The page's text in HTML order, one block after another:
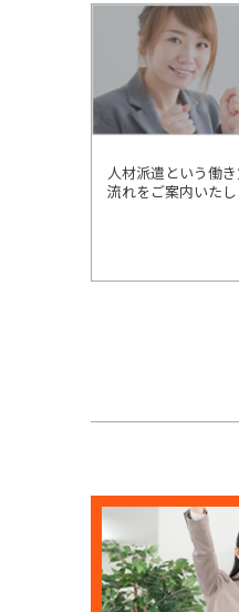
人材派遣という働
流れをご案内いたし